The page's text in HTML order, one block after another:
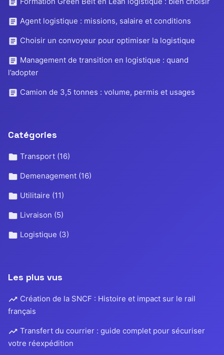
Agent logistique : missions, salaire et conditions
Choisir un convoyeur pour optimiser la logistique
Management de transition en logistique : quand
l’adopter
Camion de 3,5 tonnes : volume, permis et usages
Catégories
Transport (16)
Demenagement (16)
Utilitaire (11)
Livraison (5)
Logistique (3)
Les plus vus
Création de la SNCF : Histoire et impact sur le rail
français
Transfert du courrier : guide complet pour sécuriser
votre réexpédition